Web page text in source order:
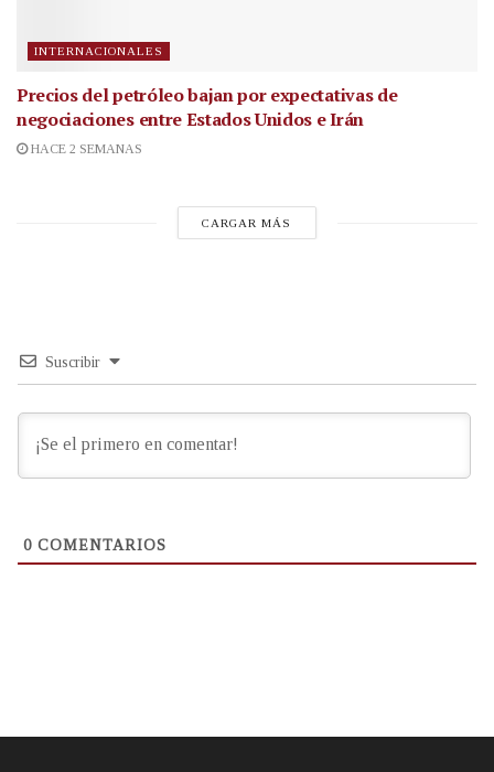
INTERNACIONALES
Precios del petróleo bajan por expectativas de
negociaciones entre Estados Unidos e Irán
HACE 2 SEMANAS
CARGAR MÁS
Suscribir
0 COMENTARIOS